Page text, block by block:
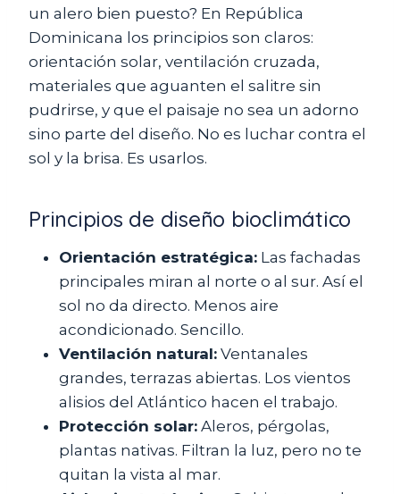
un alero bien puesto? En República
Dominicana los principios son claros:
orientación solar, ventilación cruzada,
materiales que aguanten el salitre sin
pudrirse, y que el paisaje no sea un adorno
sino parte del diseño. No es luchar contra el
sol y la brisa. Es usarlos.
Principios de diseño bioclimático
Orientación estratégica: Las fachadas
principales miran al norte o al sur. Así el
sol no da directo. Menos aire
acondicionado. Sencillo.
Ventilación natural: Ventanales
grandes, terrazas abiertas. Los vientos
alisios del Atlántico hacen el trabajo.
Protección solar: Aleros, pérgolas,
plantas nativas. Filtran la luz, pero no te
quitan la vista al mar.